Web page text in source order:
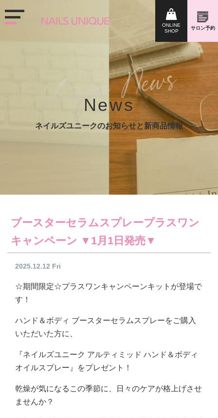
News
ネイルズユニークのお知らせと新商品情報
ブースターセラムスプレープラスワン
キャンペーン ▼1月1日発売▼
2025.12.12 Fri
☆期間限定☆プラスワンキャンペーンキットが登場で
す！
ハンド＆ボディ ブースターセラムスプレーをご購入
いただいた方に、
『ネイルズユニーク アルティミッド ハンド＆ボディ
オイルスプレー』をプレゼント！
乾燥が気になるこの季節に、日々のケアが格上げさせ
ませんか？